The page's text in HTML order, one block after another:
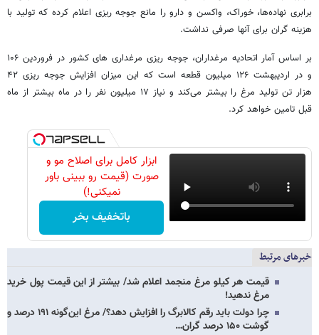
برابری نهاده‌ها، خوراک،‌ واکسن و دارو را مانع جوجه ریزی اعلام کرده که تولید با
هزینه گران برای آنها صرفی نداشت.
بر اساس آمار اتحادیه مرغداران، جوجه ریزی مرغداری های کشور در فروردین ۱۰۶
و در اردیبهشت ۱۲۶ میلیون قطعه است که این میزان افزایش جوجه ریزی ۴۲
هزار تن تولید مرغ را بیشتر می‌کند و نیاز ۱۷ میلیون نفر را در ماه بیشتر از ماه
قبل تامین خواهد کرد.
ابزار کامل برای اصلاح مو و
صورت (قیمت رو ببینی باور
نمیکنی!)
باتخفیف بخر
خبرهای مرتبط
قیمت هر کیلو مرغ منجمد اعلام شد/ بیشتر از این قیمت پول خرید
مرغ ندهید!
چرا دولت باید رقم کالابرگ را افزایش دهد؟/ مرغ این‌گونه ۱۹۱ درصد و
گوشت ۱۵۰ درصد گران…